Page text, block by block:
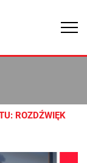
ROZDŹWIĘK